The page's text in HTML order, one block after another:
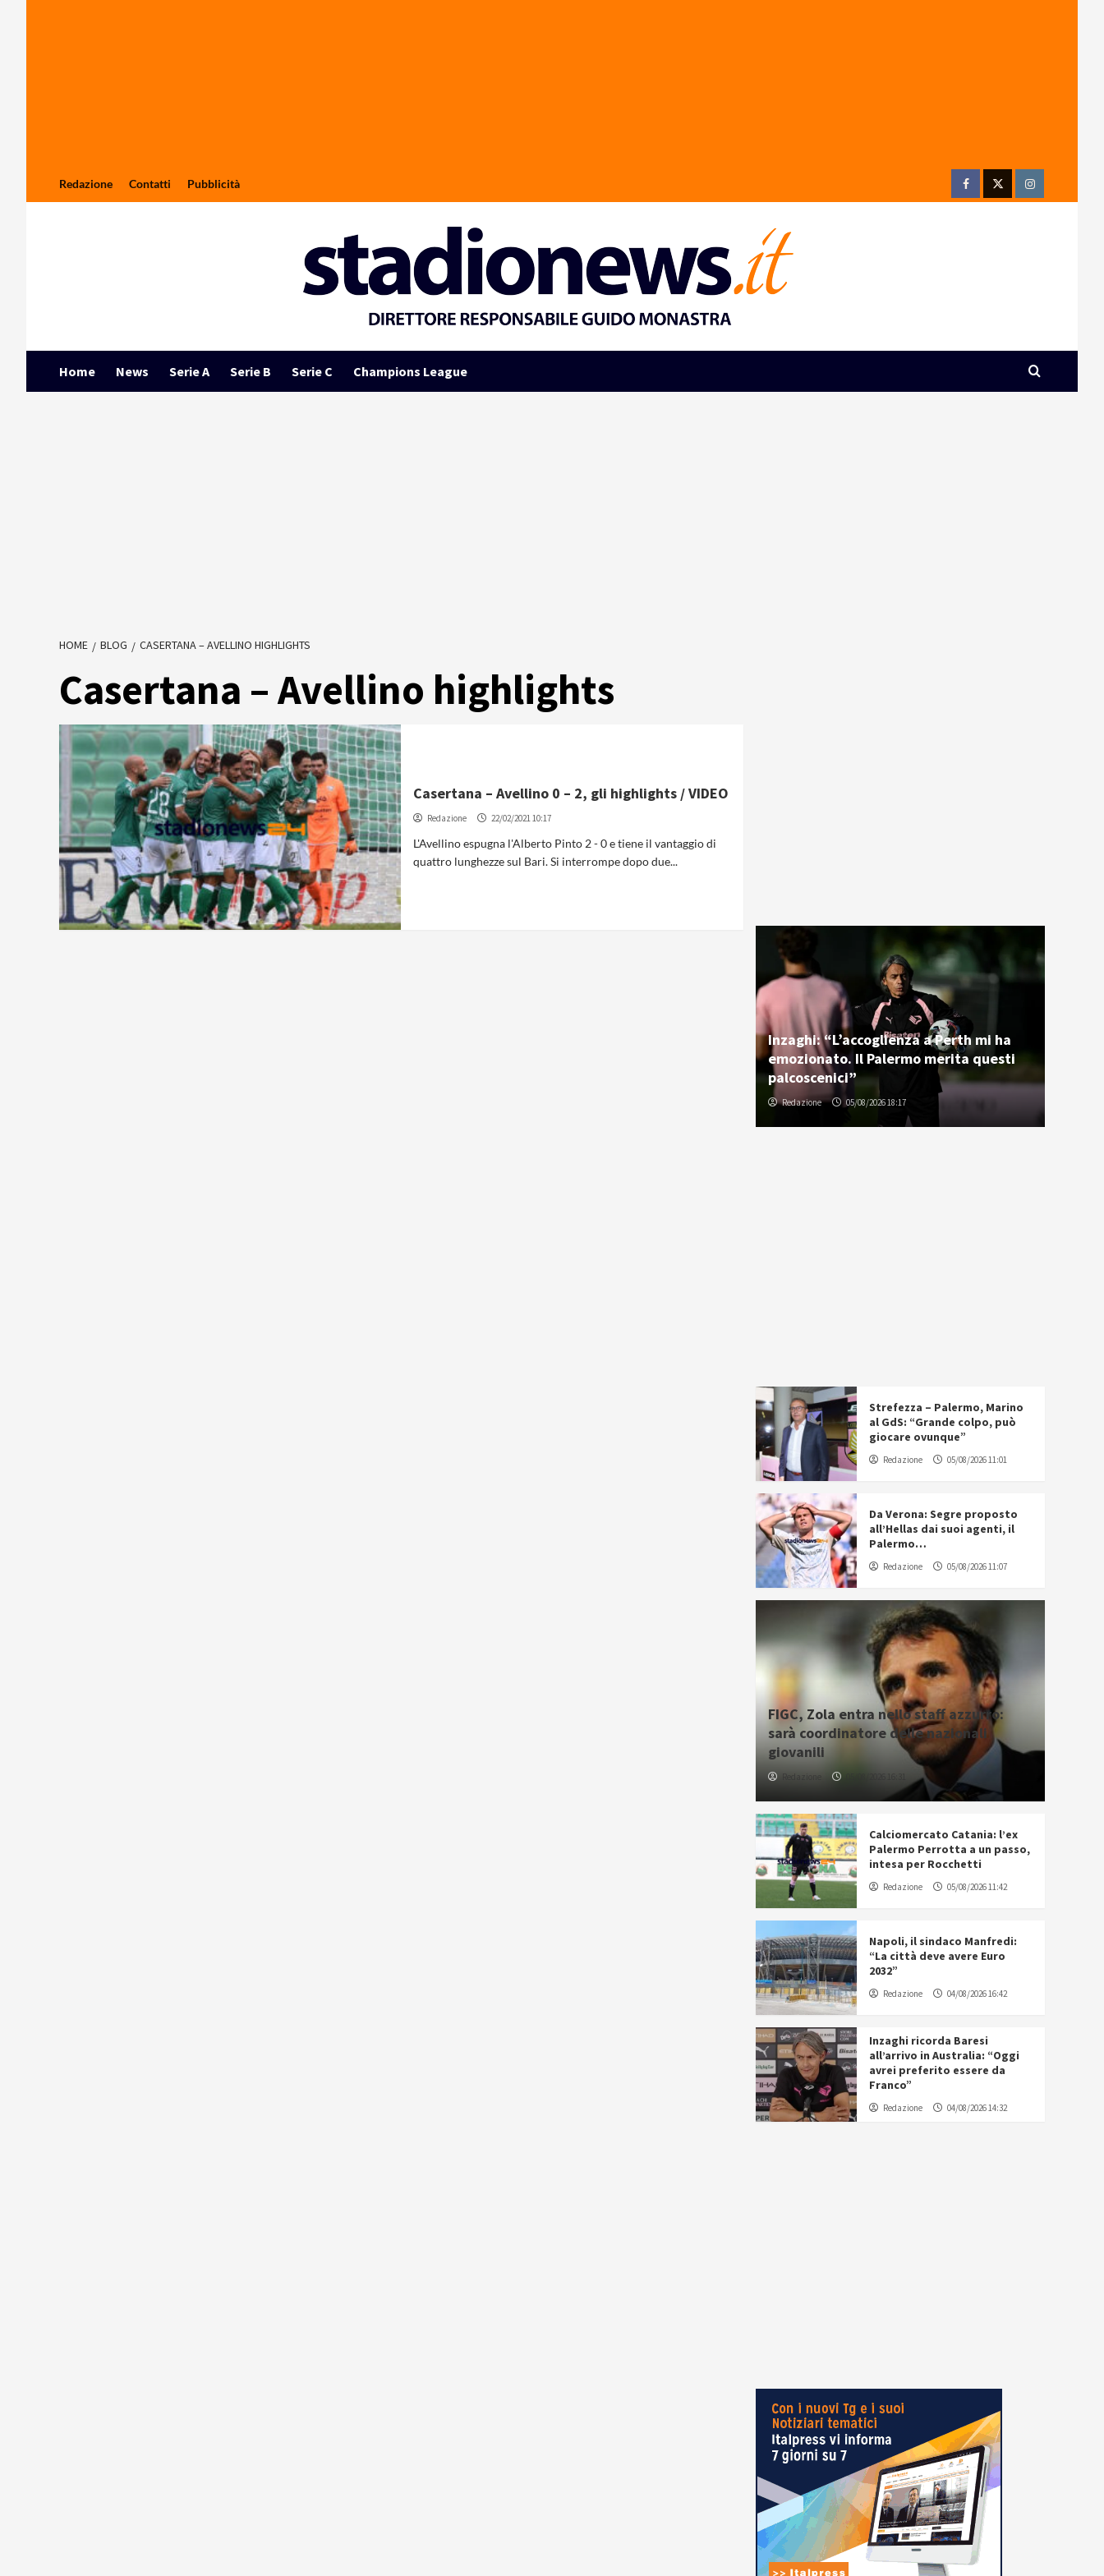
Redazione Contatti Pubblicità
FacebookTwitterInstagram
Home News Serie A Serie B Serie C Champions League
HOME BLOG CASERTANA – AVELLINO HIGHLIGHTS
Casertana – Avellino highlights
Casertana – Avellino 0 – 2, gli highlights / VIDEO
Redazione 22/02/2021 10:17
L'Avellino espugna l'Alberto Pinto 2 - 0 e tiene il vantaggio di
quattro lunghezze sul Bari. Si interrompe dopo due...
Inzaghi: “L’accoglienza a Perth mi ha
emozionato. Il Palermo merita questi
palcoscenici”
Redazione 05/08/2026 18:17
Strefezza – Palermo, Marino
al GdS: “Grande colpo, può
giocare ovunque”
Redazione 05/08/2026 11:01
Da Verona: Segre proposto
all’Hellas dai suoi agenti, il
Palermo…
Redazione 05/08/2026 11:07
FIGC, Zola entra nello staff azzurro:
sarà coordinatore delle nazionali
giovanili
Redazione
Calciomercato Catania: l’ex
Palermo Perrotta a un passo,
intesa per Rocchetti
Redazione 05/08/2026 11:42
Napoli, il sindaco Manfredi:
“La città deve avere Euro
2032”
Redazione 04/08/2026 16:42
Inzaghi ricorda Baresi
all’arrivo in Australia: “Oggi
avrei preferito essere da
Franco”
Redazione 04/08/2026 14:32